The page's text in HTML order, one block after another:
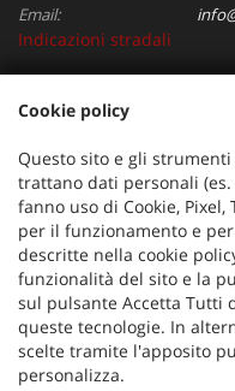
Email:
Indicazioni stradali
Dati fiscali:
Automobili Vendramini srl
Via Verdi, 97, Oderzo (TV)
C.F/P.IVA:04823130267
Registro delle imprese:TV
Cookie policy
Questo sito e gli
trattano dati personali
fanno uso di Cookie,
per il funzionamento e
descritte nella cookie
funzionalità del sito e la
sul pulsante Accetta Tutti
queste tecnologie. In
scelte tramite l'apposito
personalizza.